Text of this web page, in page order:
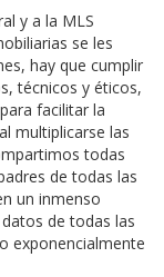
y a la MLS
se les
hay que cumplir
técnicos y éticos,
facilitar la
multiplicarse las
todas
de todas las
un inmenso
de todas las
exponencialmente